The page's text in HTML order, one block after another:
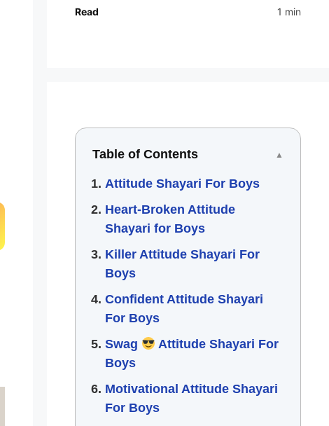
Read
1 min
Table of Contents ▲
Attitude Shayari For Boys
Heart-Broken Attitude
Shayari for Boys
Killer Attitude Shayari For
Boys
Confident Attitude Shayari
For Boys
Swag
Attitude Shayari For
Boys
Motivational Attitude Shayari
For Boys